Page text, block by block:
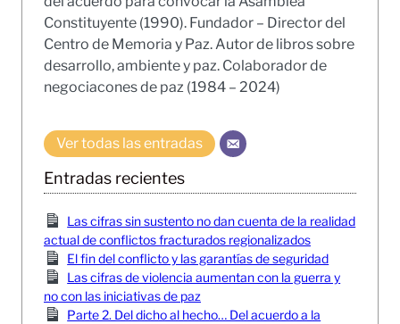
Constituyente (1990). Fundador – Director del
Centro de Memoria y Paz. Autor de libros sobre
desarrollo, ambiente y paz. Colaborador de
negociacones de paz (1984 – 2024)
Ver todas las entradas
Entradas recientes
Las cifras sin sustento no dan cuenta de la realidad
actual de conflictos fracturados regionalizados
El fin del conflicto y las garantías de seguridad
Las cifras de violencia aumentan con la guerra y
no con las iniciativas de paz
Parte 2. Del dicho al hecho… Del acuerdo a la